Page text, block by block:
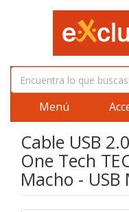
Menú
Cable USB
One Tech
Macho -